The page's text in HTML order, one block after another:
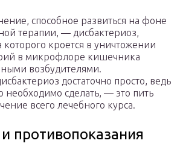
способное развиться на фоне
терапии, — дисбактериоз,
которого кроется в уничтожении
в микрофлоре кишечника
возбудителями.
достаточно просто, ведь
необходимо сделать, — это пить
всего лечебного курса.
противопоказания